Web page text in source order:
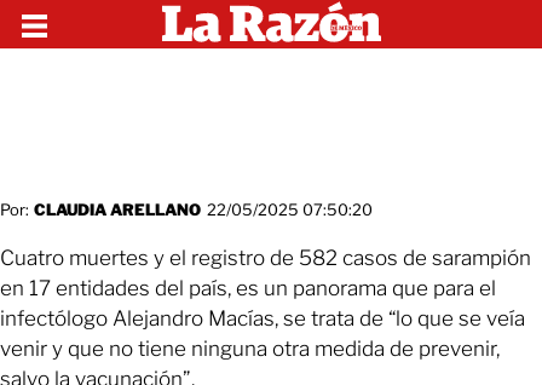
Por: CLAUDIA ARELLANO 22/05/2025 07:50:20
Cuatro muertes y el registro de 582 casos de sarampión
en 17 entidades del país, es un panorama que para el
infectólogo Alejandro Macías, se trata de “lo que se veía
venir y que no tiene ninguna otra medida de prevenir,
salvo la vacunación”.